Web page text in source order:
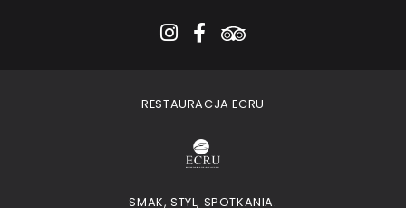
instagram
facebook-f
tripadvisor
RESTAURACJA ECRU
SMAK, STYL, SPOTKANIA.